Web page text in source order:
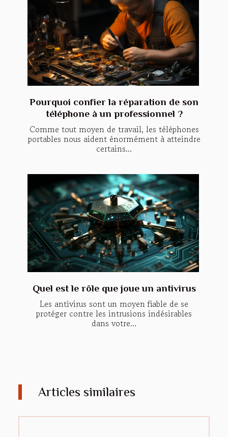
Pourquoi confier la réparation de son
téléphone à un professionnel ?
Comme tout moyen de travail, les téléphones
portables nous aident énormément à atteindre
certains...
Quel est le rôle que joue un antivirus
Les antivirus sont un moyen fiable de se
protéger contre les intrusions indésirables
dans votre...
Articles similaires